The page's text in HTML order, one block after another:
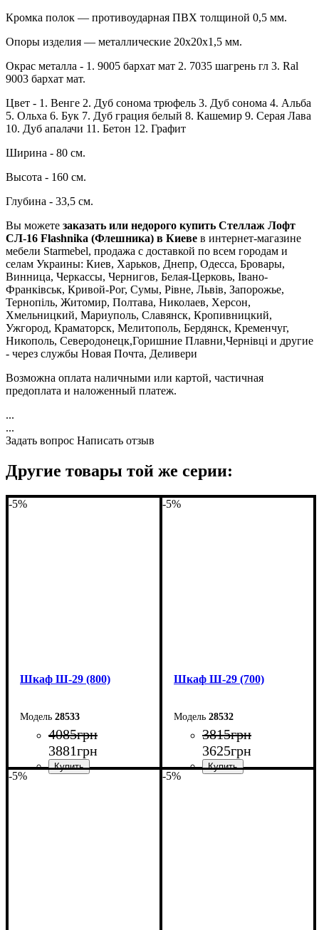
Кромка полок — противоударная ПВХ толщиной 0,5 мм.
Опоры изделия — металлические 20х20х1,5 мм.
Окрас металла - 1. 9005 бархат мат 2. 7035 шагрень гл 3. Ral
9003 бархат мат.
Цвет - 1. Венге 2. Дуб сонома трюфель 3. Дуб сонома 4. Альба
5. Ольха 6. Бук 7. Дуб грация белый 8. Кашемир 9. Серая Лава
10. Дуб апалачи 11. Бетон 12. Графит
Ширина - 80 см.
Высота - 160 см.
Глубина - 33,5 см.
Вы можете заказать или недорого купить Стеллаж Лофт
СЛ-16 Flashnika (Флешника) в Киеве в интернет-магазине
мебели Starmebel, продажа с доставкой по всем городам и
селам Украины: Киев, Харьков, Днепр, Одесса, Бровары,
Винница, Черкассы, Чернигов, Белая-Церковь, Івано-
Франківськ, Кривой-Рог, Сумы, Рівне, Львів, Запорожье,
Тернопіль, Житомир, Полтава, Николаев, Херсон,
Хмельницкий, Мариуполь, Славянск, Кропивницкий,
Ужгород, Краматорск, Мелитополь, Бердянск, Кременчуг,
Никополь, Северодонецк,Горишние Плавни,Чернівці и другие
- через службы Новая Почта, Деливери
Возможна оплата наличными или картой, частичная
предоплата и наложенный платеж.
...
...
Задать вопрос Написать отзыв
Другие товары той же серии:
-5%
Шкаф Ш-29 (800)
28533
4085грн
3881грн
-5%
Шкаф Ш-29 (700)
28532
3815грн
3625грн
-5% -5%